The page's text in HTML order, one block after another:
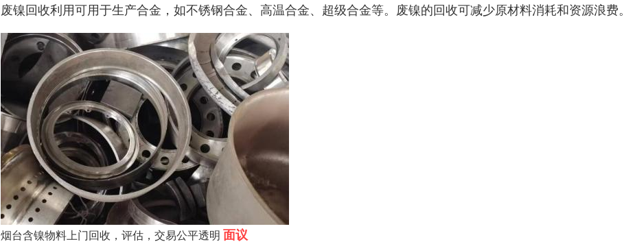
废镍回收利用可用于生产合金，如不锈钢合金、高温合金、超级合金等。废镍的回收可减少原材料消耗和资源浪费。
烟台含镍物料上门回收，评估，交易公平透明 面议